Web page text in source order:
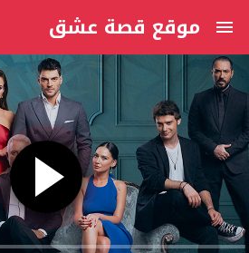
موقع قصة عشق